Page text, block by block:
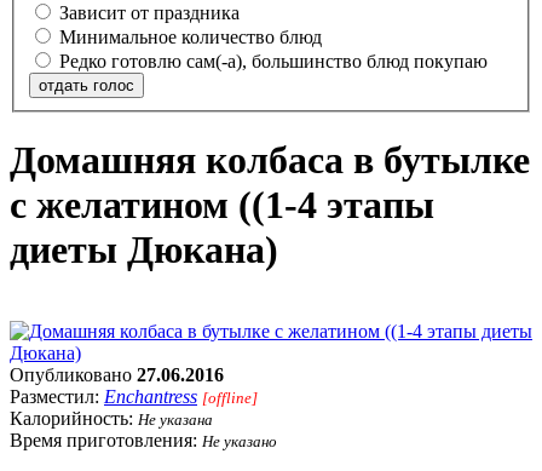
Зависит от праздника
Минимальное количество блюд
Редко готовлю сам(-а), большинство блюд покупаю
отдать голос
Домашняя колбаса в бутылке
с желатином ((1-4 этапы
диеты Дюкана)
Опубликовано 27.06.2016
Разместил: Enchantress [offline]
Калорийность: Не указана
Время приготовления: Не указано